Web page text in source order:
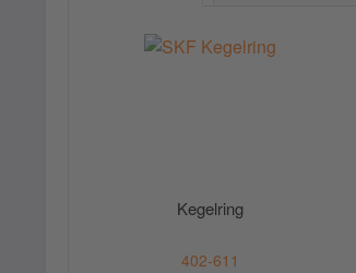
Kegelring
402-611